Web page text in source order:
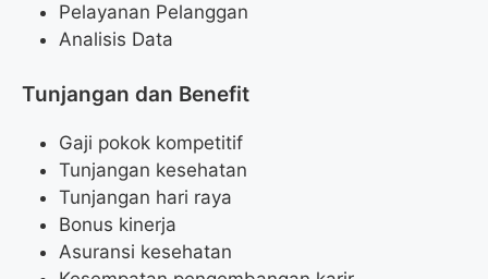
Pelayanan Pelanggan
Analisis Data
Tunjangan dan Benefit
Gaji pokok kompetitif
Tunjangan kesehatan
Tunjangan hari raya
Bonus kinerja
Asuransi kesehatan